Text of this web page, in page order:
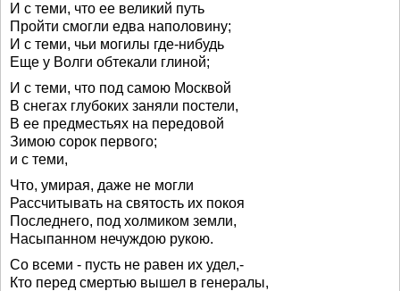
И с теми, что ее великий путь
Пройти смогли едва наполовину;
И с теми, чьи могилы где-нибудь
Еще у Волги обтекали глиной;
И с теми, что под самою Москвой
В снегах глубоких заняли постели,
В ее предместьях на передовой
Зимою сорок первого;
и с теми,
Что, умирая, даже не могли
Рассчитывать на святость их покоя
Последнего, под холмиком земли,
Насыпанном нечуждою рукою.
Со всеми - пусть не равен их удел,-
Кто перед смертью вышел в генералы,